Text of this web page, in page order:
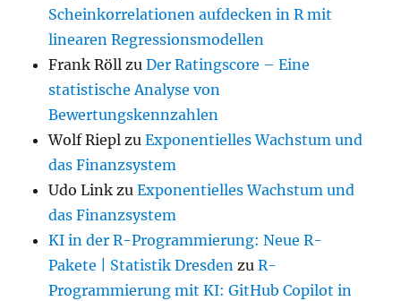
Scheinkorrelationen aufdecken in R mit
linearen Regressionsmodellen
Frank Röll zuDer Ratingscore – Eine
statistische Analyse von
Bewertungskennzahlen
Wolf Riepl zuExponentielles Wachstum und
das Finanzsystem
Udo Link zuExponentielles Wachstum und
das Finanzsystem
KI in der R-Programmierung: Neue R-
Pakete | Statistik Dresden zuR-
Programmierung mit KI: GitHub Copilot in